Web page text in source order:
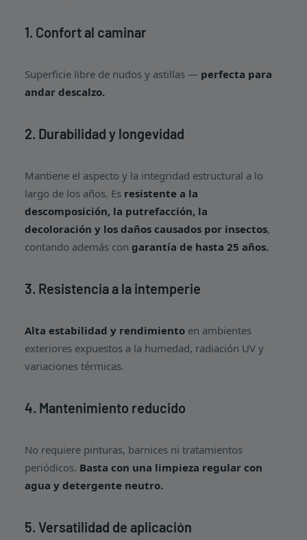
1. Confort al caminar
Superficie libre de nudos y astillas — perfecta para
andar descalzo.
2. Durabilidad y longevidad
Mantiene el aspecto y la integridad estructural a lo
largo de los años. Es resistente a la
descomposición, la putrefacción, la
decoloración y los daños causados por insectos,
contando además con garantía de hasta 25 años.
3. Resistencia a la intemperie
Alta estabilidad y rendimiento en ambientes
exteriores expuestos a la humedad, radiación UV y
variaciones térmicas.
4. Mantenimiento reducido
No requiere pinturas, barnices ni tratamientos
periódicos. Basta con una limpieza regular con
agua y detergente neutro.
5. Versatilidad de aplicación